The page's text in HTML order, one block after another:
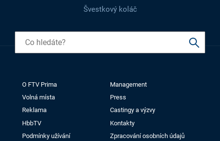
Švestkový koláč
O FTV Prima
Management
Volná místa
Press
Reklama
Castingy a výzvy
HbbTV
Kontakty
Podmínky užívání
Zpracování osobních údajů